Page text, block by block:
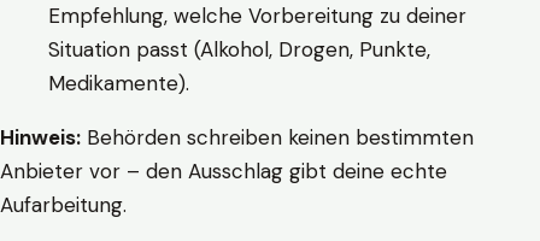
Empfehlung, welche Vorbereitung zu deiner
Situation passt (Alkohol, Drogen, Punkte,
Medikamente).
Hinweis: Behörden schreiben keinen bestimmten
Anbieter vor – den Ausschlag gibt deine echte
Aufarbeitung.